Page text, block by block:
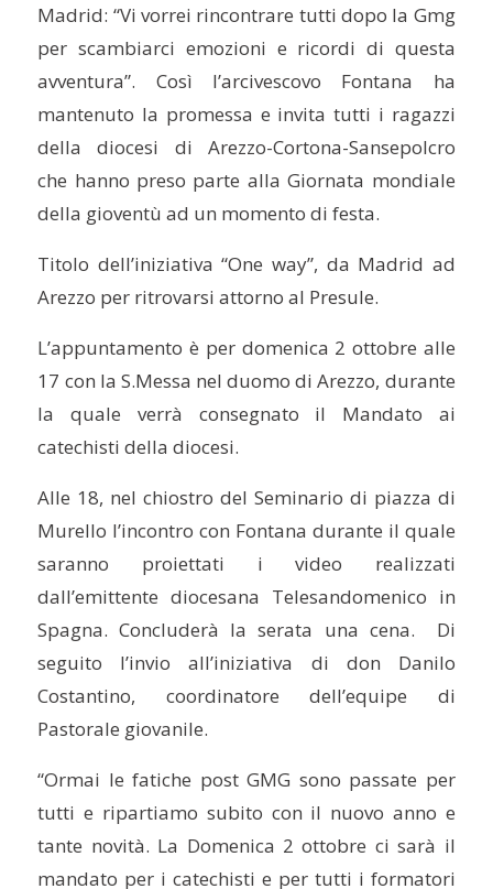
Madrid: “Vi vorrei rincontrare tutti dopo la Gmg
per scambiarci emozioni e ricordi di questa
avventura”. Così l’arcivescovo Fontana ha
mantenuto la promessa e invita tutti i ragazzi
della diocesi di Arezzo-Cortona-Sansepolcro
che hanno preso parte alla Giornata mondiale
della gioventù ad un momento di festa.
Titolo dell’iniziativa “One way”, da Madrid ad
Arezzo per ritrovarsi attorno al Presule.
L’appuntamento è per domenica 2 ottobre alle
17 con la S.Messa nel duomo di Arezzo, durante
la quale verrà consegnato il Mandato ai
catechisti della diocesi.
Alle 18, nel chiostro del Seminario di piazza di
Murello l’incontro con Fontana durante il quale
saranno proiettati i video realizzati
dall’emittente diocesana Telesandomenico in
Spagna. Concluderà la serata una cena. Di
seguito l’invio all’iniziativa di don Danilo
Costantino, coordinatore dell’equipe di
Pastorale giovanile.
“Ormai le fatiche post GMG sono passate per
tutti e ripartiamo subito con il nuovo anno e
tante novità. La Domenica 2 ottobre ci sarà il
mandato per i catechisti e per tutti i formatori